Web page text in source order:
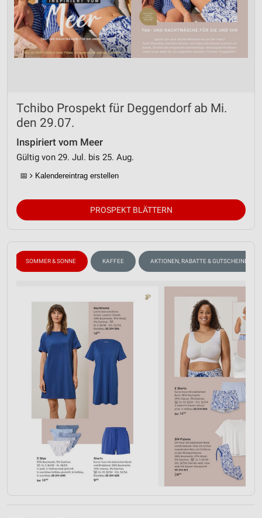
Tchibo Prospekt für Deggendorf ab Mi.
den 29.07.
Inspiriert vom Meer
Gültig von 29. Jul. bis 25. Aug.
📅 Kalendereintrag erstellen
PROSPEKT BLÄTTERN
SOMMER & SONNE KAFFEE AKTIONEN, RABATTE & GUTSCHEINE